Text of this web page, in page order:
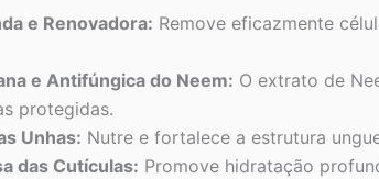
e Renovadora: Remove eficazmente
e Antifúngica do Neem: O extrato de
protegidas.
Unhas: Nutre e fortalece a estrutura
das Cutículas: Promove hidratação